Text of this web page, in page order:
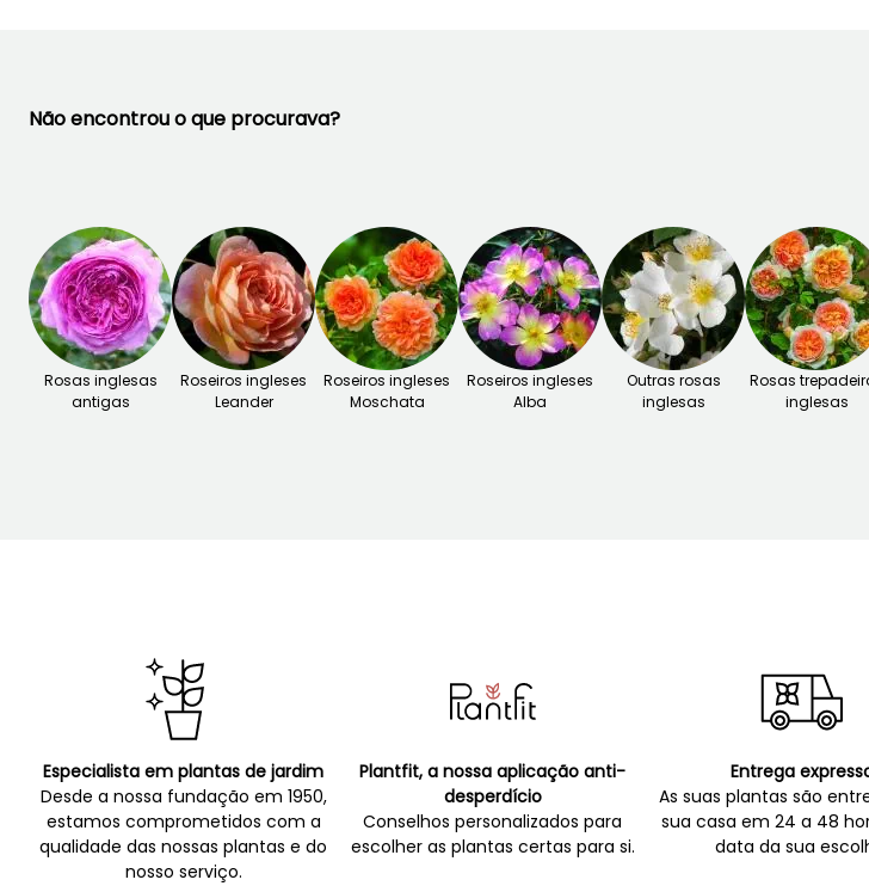
Não encontrou o que procurava?
Rosas inglesas
antigas
Roseiros ingleses
Leander
Roseiros ingleses
Moschata
Roseiros ingleses
Alba
Outras rosas
inglesas
Rosas
inglesas
Especialista em plantas de jardim
Desde a nossa fundação em 1950,
estamos comprometidos com a
qualidade das nossas plantas e do
nosso serviço.
Plantfit, a nossa aplicação anti-
desperdício
Conselhos personalizados para
escolher as plantas certas para si.
Entrega
As suas plantas são
sua casa em 24 a 48
data da sua